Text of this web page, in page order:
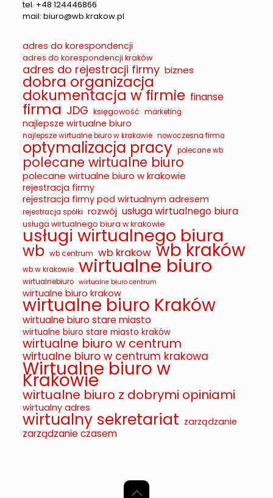
tel. +48 124446866
mail: biuro@wb.krakow.pl
adres do korespondencji
adres do korespondencji kraków
adres do rejestracji firmy biznes
dobra organizacja
dokumentacja w firmie finanse
firma JDG księgowość marketing
najlepsze wirtualne biuro
najlepsze wirtualne biuro w krakowie nowoczesna firma
optymalizacja pracy polecane wb
polecane wirtualne biuro
polecane wirtualne biuro w krakowie
rejestracja firmy
rejestracja firmy pod wirtualnym adresem
rejestracja spółki rozwój usługa wirtualnego biura
usługa wirtualnego biura w krakowie
usługi wirtualnego biura
wb wb centrum wb krakow wb kraków
wb w krakowie wirtualne biuro
wirtualnebiuro wirtualne biuro centrum
wirtualne biuro krakow
wirtualne biuro Kraków
wirtualne biuro stare miasto
wirtualne biuro stare miasto kraków
wirtualne biuro w centrum
wirtualne biuro w centrum krakowa
Wirtualne biuro w
Krakowie
wirtualne biuro z dobrymi opiniami
wirtualny adres
wirtualny sekretariat zarządzanie
zarządzanie czasem